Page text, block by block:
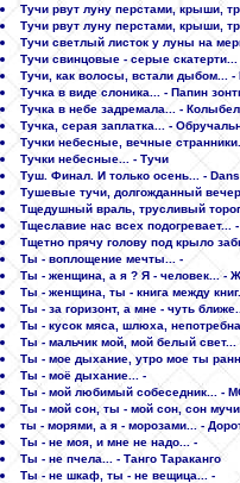
Тучи рвут луну перстами, крыши,
Тучи рвут луну перстами, крыши,
Тучи светлый листок у луны на
Тучи свинцовые - серые
Тучи, как волосы, встали дыбом... -
Тучка в виде слоника... - Папин
Тучка в небе задремала... -
Тучка, серая заплатка... -
Тучки небесные, вечные
Тучки небесные... - Тучи
Туш. Финал. И только осень... -
Тушевые тучи, долгожданный
Тщедушный враль, трусливый
Тщеславие нас всех подогревает... -
Тщетно прячу голову под крыло
Ты - воплощение мечты... -
Ты - женщина, а я ? Я - человек... -
Ты - женщина, ты - книга между
Ты - за горизонт, а мне - чуть
Ты - кусок мяса, шлюха,
Ты - мальчик мой, мой белый свет...
Ты - мое дыхание, утро мое ты
Ты - моё дыхание... -
Ты - мой любимый собеседник... -
Ты - мой сон, ты - мой сон, сон
ты - морями, а я - морозами... -
Ты - не моя, и мне не надо... -
Ты - не пчела... - Танго Тараканго
Ты - не шкаф, ты - не вещица... -